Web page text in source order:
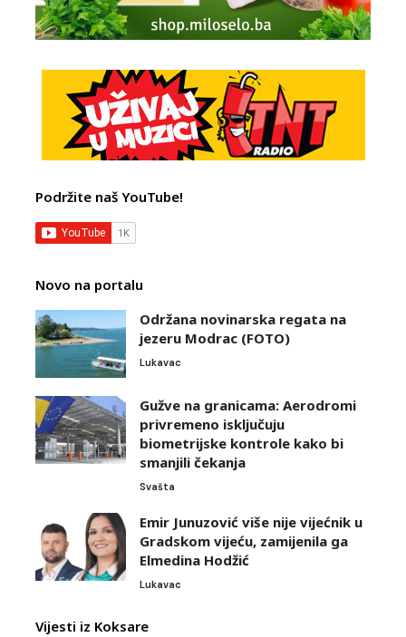
Podržite naš YouTube!
Novo na portalu
Održana novinarska regata na
jezeru Modrac (FOTO)
Lukavac
Gužve na granicama: Aerodromi
privremeno isključuju
biometrijske kontrole kako bi
smanjili čekanja
Svašta
Emir Junuzović više nije vijećnik u
Gradskom vijeću, zamijenila ga
Elmedina Hodžić
Lukavac
Vijesti iz Koksare